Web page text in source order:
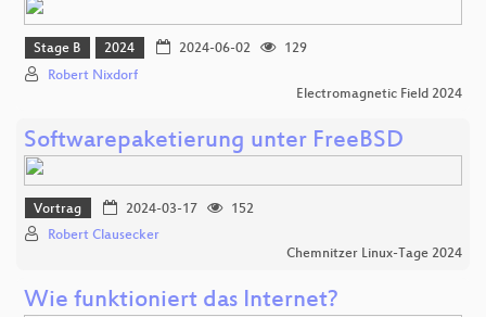
Stage B 2024 2024-06-02
129
Robert Nixdorf
Electromagnetic Field 2024
Softwarepaketierung unter FreeBSD
Vortrag 2024-03-17
152
Robert Clausecker
Chemnitzer Linux-Tage 2024
Wie funktioniert das Internet?